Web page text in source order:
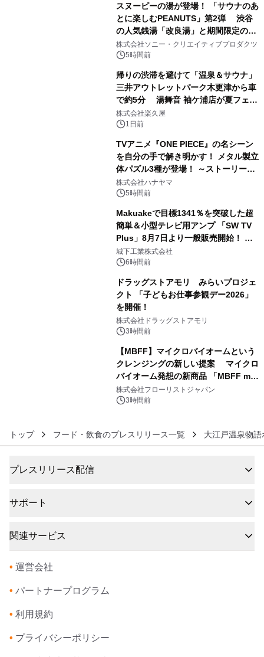
スヌーピーの湯が登場！ 「サウナのあ
とに楽しむPEANUTS」第2弾 渋谷
の人気銭湯「改良湯」と期間限定のコ
ラボレーション サウナイキタイコラ
ボグッズも発売決定！
株式会社ソニー・クリエイティブプロダクツ
5時間前
帰りの渋滞を避けて「温泉＆サウナ」
三井アウトレットパーク木更津から車
で約5分 湯舞音 袖ケ浦店が夏フェア
メニューを提供
株式会社楽久屋
1日前
TVアニメ『ONE PIECE』の名シーン
を自分の手で解き明かす！ メタル製立
体パズル3種が登場！ ～ストーリーと
ギミックが融合した 大人の体験型パズ
ルが8月7日(金)12時より先行予約受付
株式会社ハナヤマ
5時間前
Makuakeで目標1341％を突破した超
簡単＆小型テレビ用アンプ 「SW TV
Plus」8月7日より一般販売開始！ ケ
ーブル1本つなぐだけ、テレビの音が
ぐっと豊かに
城下工業株式会社
6時間前
ドラッグストアモリ みらいプロジェ
クト 「子どもお仕事参観デー2026」
を開催！
株式会社ドラッグストアモリ
3時間前
【MBFF】マイクロバイオームという
クレンジングの新しい提案 マイクロ
バイオーム発想の新商品 「MBFF mb
クレンジングPRO」を2026年8月6日
発売
株式会社フローリストジャパン
3時間前
トップ フード・飲食のプレスリリース一覧 大江戸温泉物
プレスリリース配信
サポート
関連サービス
• 運営会社
• パートナープログラム
• 利用規約
• プライバシーポリシー